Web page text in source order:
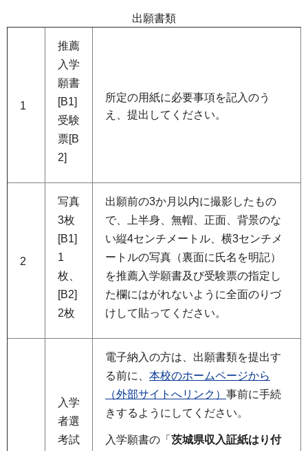
出願書類
1
推薦
入学
願書
[B1]
受験
票[B
2]
所定の用紙に必要事項を記入のう
え、提出してください。
2
写真
3枚
[B1]
1
枚、
[B2]
2枚
出願前の3か月以内に撮影したもの
で、上半身、無帽、正面、背景のな
い縦4センチメートル、横3センチメ
ートルの写真（裏面に氏名を明記）
を推薦入学願書及び受験票の指定し
た欄にはがれないように全面のりづ
けして貼ってください。
入学
者選
考試
電子納入の方は、出願書類を提出す
る前に、 本校のホームページから
（外部サイトへリンク） 事前に手続
きするようにしてください。
入学願書の「 茨城県収入証紙はり付